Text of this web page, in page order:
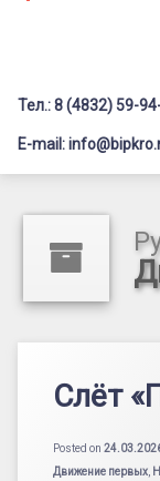
Флагманы
Педагог-
Иные
Заголовок
Тел.: 8 (4832) 59-
E-mail:
Слёт
Posted on
Категории:
Движение первых